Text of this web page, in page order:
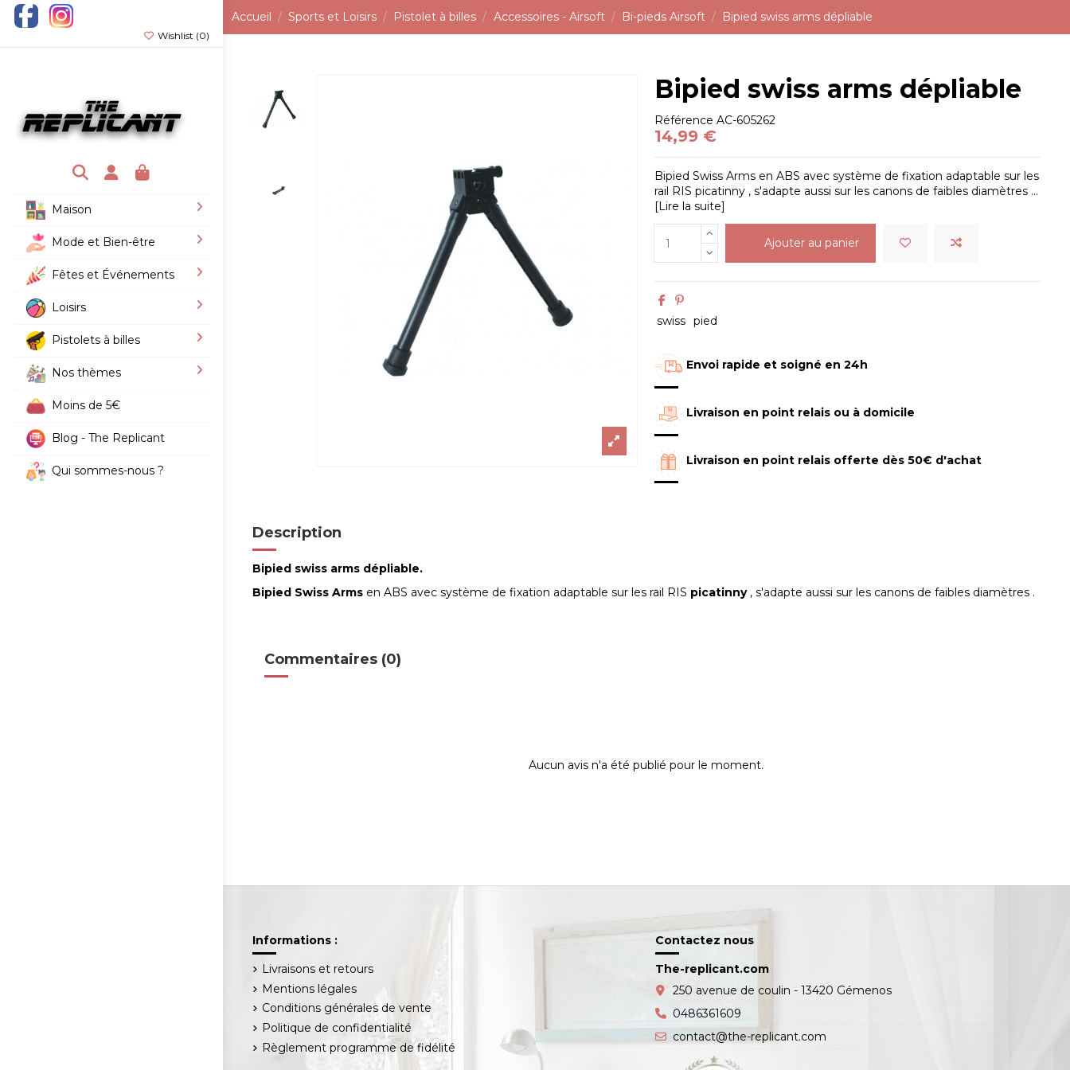
Wishlist (0)
Maison
Mode et Bien-être
Fêtes et Événements
Loisirs
Pistolets à billes
Nos thèmes
Moins de 5€
Blog - The Replicant
Qui sommes-nous ?
Accueil Sports et Loisirs Pistolet à billes Accessoires - Airsoft Bi-pieds Airsoft Bipied swiss arms dépliable
Bipied swiss arms dépliable
Référence AC-605262
14,99 €
Bipied Swiss Arms en ABS avec système de fixation adaptable sur les
rail RIS picatinny , s'adapte aussi sur les canons de faibles diamètres ...
[Lire la suite]
Ajouter au panier
swiss pied
Envoi rapide et soigné en 24h
Livraison en point relais ou à domicile
Livraison en point relais offerte dès 50€ d'achat
Description
Bipied swiss arms dépliable.
Bipied Swiss Arms en ABS avec système de fixation adaptable sur les rail RIS picatinny, s'adapte aussi sur les canons de faibles diamètres .
Commentaires (0)
Aucun avis n'a été publié pour le moment.
Informations :
Livraisons et retours
Mentions légales
Conditions générales de vente
Politique de confidentialité
Règlement programme de fidélité
Contactez nous
The-replicant.com
250 avenue de coulin - 13420 Gémenos
0486361609
contact@the-replicant.com